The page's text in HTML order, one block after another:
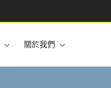
關於我們